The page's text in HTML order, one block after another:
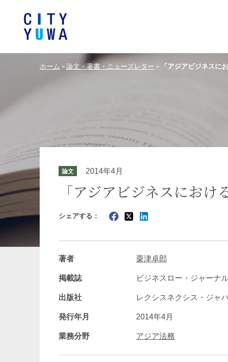
危機管理／コンプライアンス
エネルギー・資源 ライフサイエンス
暗号資産・NFT 建設・建築
ホーム > 論文・著書・ニューズレター > 「アジアビジネスに
論文 2014年4月
「アジアビジネスにおけ
シェアする：
著者 粟津卓郎
掲載誌 ビジネスロー・ジャーナ
出版社 レクシスネクシス・ジャ
発行年月 2014年4月
業務分野 アジア法務